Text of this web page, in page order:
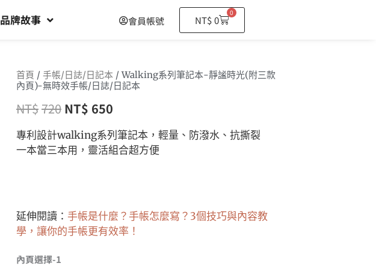
品牌故事 會員帳號 NT$0
0
購
物
首頁 / 手帳/日誌/日記本 / Walking系列筆記本-靜謐時光(附三款
內頁)-無時效手帳/日誌/日記本
NT$720 NT$ 650
專利設計walking系列筆記本，輕量、防潑水、抗撕裂
一本當三本用，靈活組合超方便
延伸閱讀： 手帳是什麼？手帳怎麼寫？3個技巧與內容教
學，讓你的手帳更有效率！
內頁選擇-1